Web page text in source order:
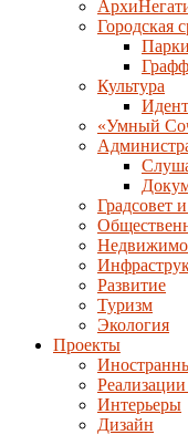
Городская
Культура
«Умный
Градсовет
Развитие
Туризм
Экология
Проекты
Интерьеры
Дизайн